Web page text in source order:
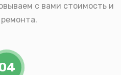
с вами стоимость и